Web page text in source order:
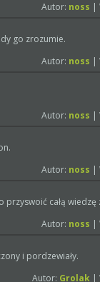
Autor: noss |
go zrozumie.
Autor: noss |
Autor: noss |
Autor: noss |
przyswoić całą
Autor: noss |
i pordzewiały.
Autor: Grolak |